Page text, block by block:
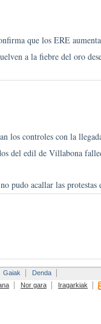
que los ERE
a la fiebre del oro
los controles con la
del edil de Villabona
pudo acallar las protestas
Gaiak
Denda
Nor gara Iragarkiak